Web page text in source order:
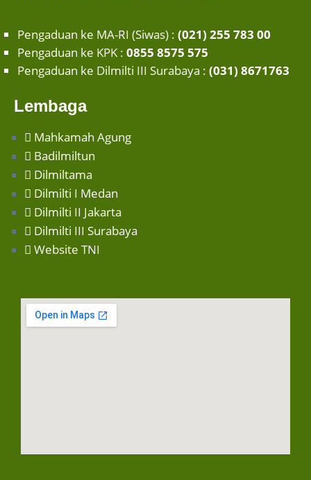
Pengaduan ke MA-RI (Siwas) : (021) 255 783 00
Pengaduan ke KPK : 0855 8575 575
Pengaduan ke Dilmilti III Surabaya : (031) 8671763
Lembaga
Mahkamah Agung
Badilmiltun
Dilmiltama
Dilmilti I Medan
Dilmilti II Jakarta
Dilmilti III Surabaya
Website TNI